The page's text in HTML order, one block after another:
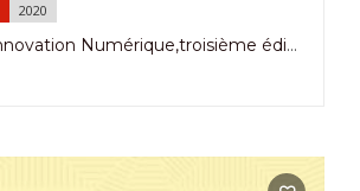
2020
Forum sur l’Innovation Numérique,troisième édition,Yaoundé du 26 au 28 novembre 2020.